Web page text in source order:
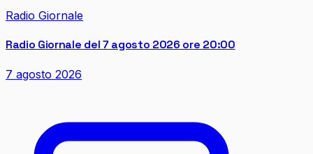
Radio Giornale
Radio Giornale del 7 agosto 2026 ore 20:00
7 agosto 2026